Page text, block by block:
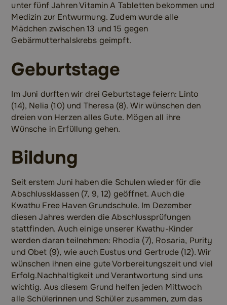
unter fünf Jahren Vitamin A Tabletten bekommen und
Medizin zur Entwurmung. Zudem wurde alle
Mädchen zwischen 13 und 15 gegen
Gebärmutterhalskrebs geimpft.
Geburtstage
Im Juni durften wir drei Geburtstage feiern: Linto
(14), Nelia (10) und Theresa (8). Wir wünschen den
dreien von Herzen alles Gute. Mögen all ihre
Wünsche in Erfüllung gehen.
Bildung
Seit erstem Juni haben die Schulen wieder für die
Abschlussklassen (7, 9, 12) geöffnet. Auch die
Kwathu Free Haven Grundschule. Im Dezember
diesen Jahres werden die Abschlussprüfungen
stattfinden. Auch einige unserer Kwathu-Kinder
werden daran teilnehmen: Rhodia (7), Rosaria, Purity
und Obet (9), wie auch Eustus und Gertrude (12). Wir
wünschen ihnen eine gute Vorbereitungszeit und viel
Erfolg.Nachhaltigkeit und Verantwortung sind uns
wichtig. Aus diesem Grund helfen jeden Mittwoch
alle Schülerinnen und Schüler zusammen, zum das